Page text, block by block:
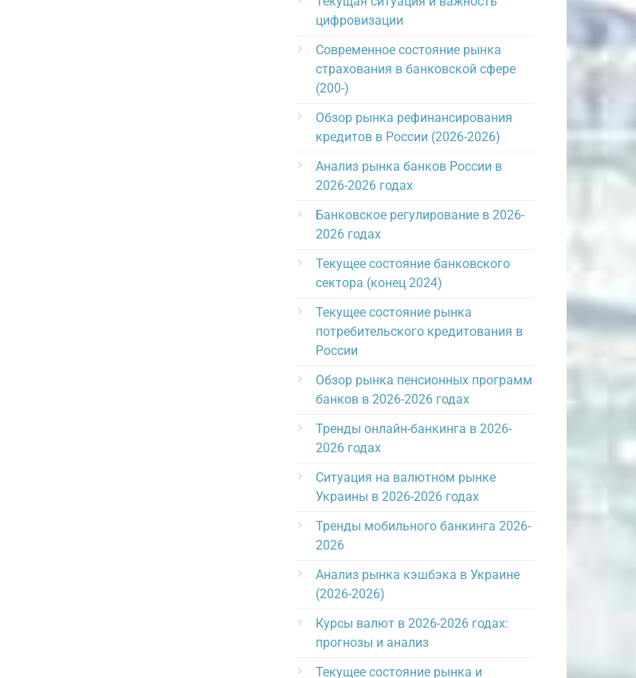
цифровизации
Современное состояние рынка
страхования в банковской сфере
(200-)
Обзор рынка рефинансирования
кредитов в России (2026-2026)
Анализ рынка банков России в
2026-2026 годах
Банковское регулирование в 2026-
2026 годах
Текущее состояние банковского
сектора (конец 2024)
Текущее состояние рынка
потребительского кредитования в
России
Обзор рынка пенсионных программ
банков в 2026-2026 годах
Тренды онлайн-банкинга в 2026-
2026 годах
Ситуация на валютном рынке
Украины в 2026-2026 годах
Тренды мобильного банкинга 2026-
2026
Анализ рынка кэшбэка в Украине
(2026-2026)
Курсы валют в 2026-2026 годах:
прогнозы и анализ
Текущее состояние рынка и